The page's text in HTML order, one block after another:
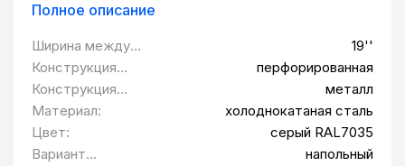
оборудования, стандарт 19 дюймов
(19").Сборно-разборный напольный шкаф
серии QL – это бюджетная серия
продукции компании QTECH. В серию QL
входят шкафы с классом защиты IP20,
размерностями 600×600, 600×800,
600×1000 и высотой 12U, 15U.Изделие
Полное описание
Ширина между
монтажными
планками:
19''
Конструкция
передней двери:
перфорированная
Конструкция
задней двери:
металл
Материал:
холоднокатаная сталь
Цвет:
серый RAL7035
Вариант
напольный